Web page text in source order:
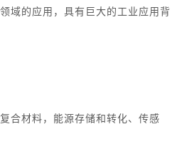
域的应用，具有巨大的工业应用背
合材料，能源存储和转化、传感